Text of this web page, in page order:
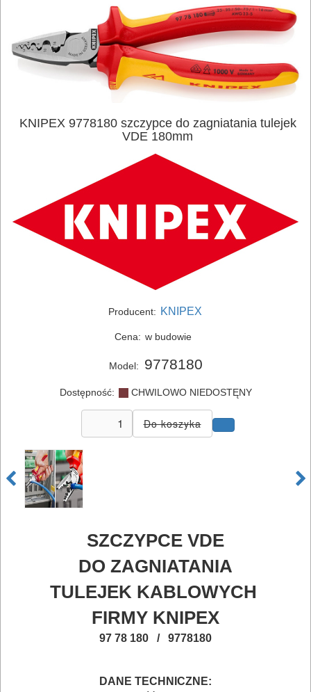
ELEKTRONARZĘDZIA
SIECIOWE
ELEKTRONARZĘDZIA
AKUMULATOROWE
ELEKTRONARZĘDZI
MAGAZYNOWANIE
TRANSPORTOWANIE
POMIAROWE
BUDOWLANE
ELEKTRY..
GLAZURNICZE
AKCESORIA
URZĄDZENIA
KNIPEX 9778180 szczypce do zagniatania tulejek
VDE 180mm
Producent: KNIPEX
Cena: w budowie
Model: 9778180
Dostępność: CHWILOWO NIEDOSTĘNY
SZCZYPCE VDE
DO ZAGNIATANIA
TULEJEK KABLOWYCH
FIRMY KNIPEX
97 78 180 / 9778180
DANE TECHNICZNE: